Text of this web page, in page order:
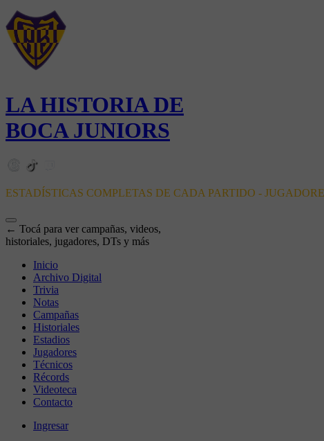
LA HISTORIA DE
BOCA JUNIORS
ESTADÍSTICAS COMPLETAS DE CADA PARTIDO -
← Tocá para ver campañas, videos,
historiales, jugadores, DTs y más
Inicio
Archivo Digital
Trivia
Notas
Campañas
Historiales
Estadios
Jugadores
Técnicos
Récords
Videoteca
Contacto
Ingresar